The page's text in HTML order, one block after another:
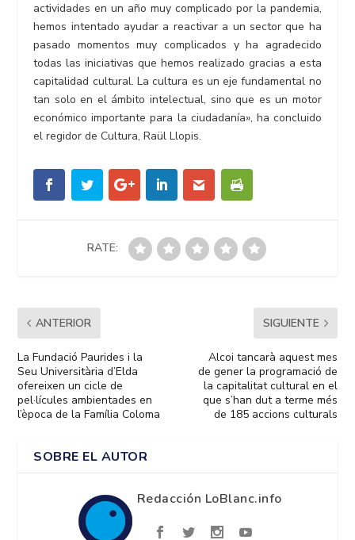
actividades en un año muy complicado por la pandemia,
hemos intentado ayudar a reactivar a un sector que ha
pasado momentos muy complicados y ha agradecido
todas las iniciativas que hemos realizado gracias a esta
capitalidad cultural. La cultura es un eje fundamental no
tan solo en el ámbito intelectual, sino que es un motor
económico importante para la ciudadanía», ha concluido
el regidor de Cultura, Raül Llopis.
RATE:
ANTERIOR
La Fundació Paurides i la
Seu Universitària d’Elda
ofereixen un cicle de
pel·lícules ambientades en
l’època de la Família Coloma
SIGUIENTE
Alcoi tancarà aquest mes
de gener la programació de
la capitalitat cultural en el
que s’han dut a terme més
de 185 accions culturals
SOBRE EL AUTOR
Redacción LoBlanc.info